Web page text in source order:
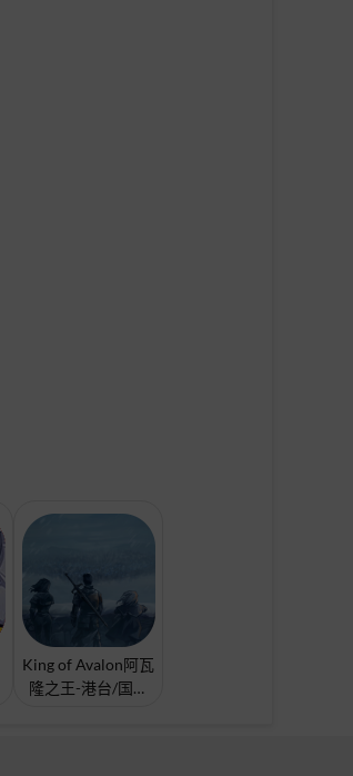
King of Avalon阿瓦
隆之王-港台/国际